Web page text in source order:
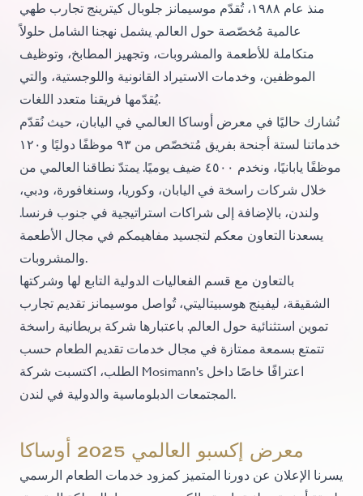
منذ عام ١٩٨٨، تُقدّم موسيمانز جلوبال كيترينج تجارب طهي
عالمية مُخصّصة حول العالم. يشمل نهجنا الشامل حلولاً
متكاملة للأطعمة والمشروبات، وتجهيز المطابخ، وتوظيف
الموظفين، وخدمات الاستيراد القانونية واللوجستية، والتي
يُقدّمها فريقنا متعدد اللغات.
نُشارك حاليًا في معرض أوساكا العالمي في اليابان، حيث نُقدّم
خدماتنا لستة أجنحة بفريق مُتخصّص من ٩٣ موظفًا دوليًا و١٢٠
موظفًا يابانيًا، ونخدم ٤٥٠٠ ضيف يوميًا. يمتدّ نطاقنا العالمي من
خلال شركات راسخة في اليابان، وكوريا، وسنغافورة، ودبي،
ولندن، بالإضافة إلى شراكات استراتيجية في جنوب فرنسا.
يسعدنا التعاون معكم لتجسيد مفاهيمكم في مجال الأطعمة
والمشروبات.
بالتعاون مع قسم الفعاليات الدولية التابع لها وشركتها
الشقيقة، ليفينج هوسبيتاليتي، تُواصل موسيمانز تقديم تجارب
تموين استثنائية حول العالم. باعتبارها شركة بريطانية راسخة
تتمتع بسمعة ممتازة في مجال خدمات تقديم الطعام حسب
الطلب، اكتسبت شركة Mosimann's اعترافًا خاصًا داخل
المجتمعات الدبلوماسية والدولية في لندن.
معرض إكسبو العالمي 2025 أوساكا
يسرنا الإعلان عن دورنا المتميز كمزود خدمات الطعام الرسمي